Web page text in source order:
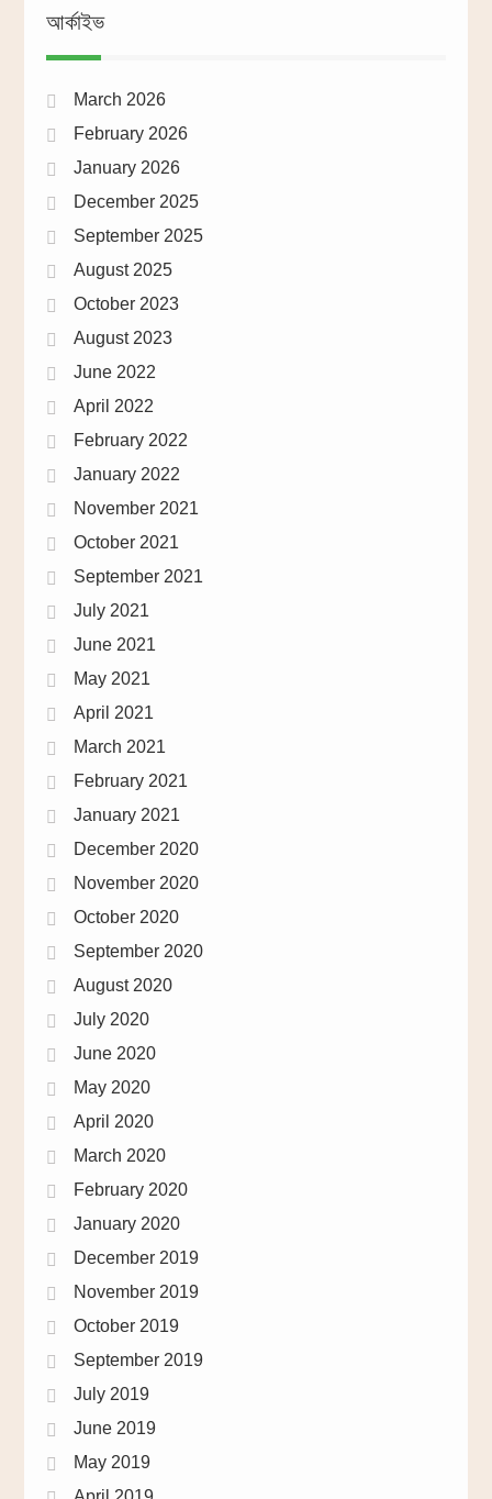
আর্কাইভ
March 2026
February 2026
January 2026
December 2025
September 2025
August 2025
October 2023
August 2023
June 2022
April 2022
February 2022
January 2022
November 2021
October 2021
September 2021
July 2021
June 2021
May 2021
April 2021
March 2021
February 2021
January 2021
December 2020
November 2020
October 2020
September 2020
August 2020
July 2020
June 2020
May 2020
April 2020
March 2020
February 2020
January 2020
December 2019
November 2019
October 2019
September 2019
July 2019
June 2019
May 2019